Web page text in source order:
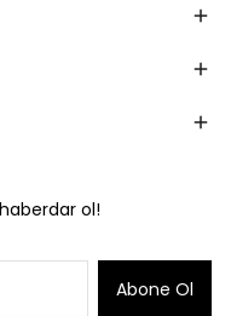
ol!
Abone Ol